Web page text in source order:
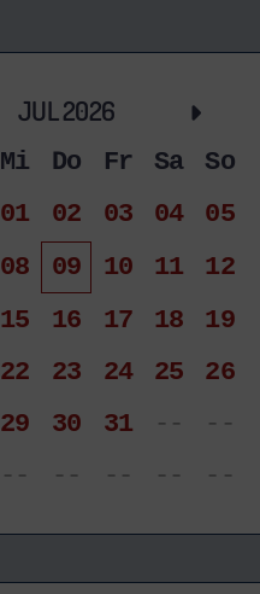
JUL 2026
Mi Do Fr Sa
So
01 02 03 04
05
08 09 10 11
12
15 16 17 18
19
22 23 24 25
26
29 30 31 --
--
-- -- -- -- --